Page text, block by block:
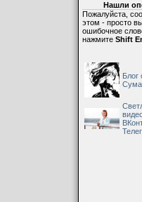
Нашли
Пожалуйста,
этом - просто
ошибочное
нажмите Shift
Блог